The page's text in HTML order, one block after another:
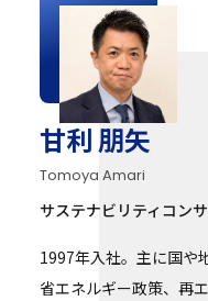
甘利 朋矢
Tomoya Amari
サステナビリティコン
1997年入社。主に国や
省エネルギー政策、再